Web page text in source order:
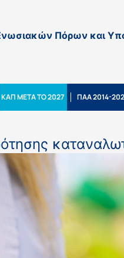
Ενωσιακών Πόρων και
ΚΑΠ ΜΕΤΑ ΤΟ 2027 ΠΑΑ 2014-